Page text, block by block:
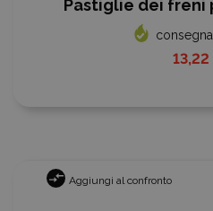
Pastiglie dei freni
Aggiungi al confronto